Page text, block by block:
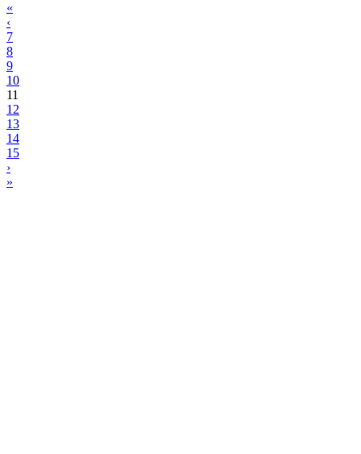
«
‹
7
8
9
10
11
12
13
14
15
›
»